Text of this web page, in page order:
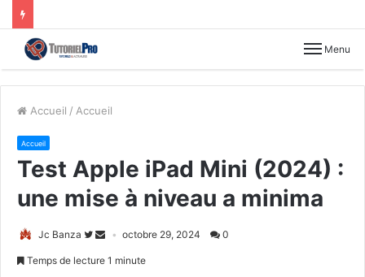
Menu
Accueil / Accueil
Accueil
Test Apple iPad Mini (2024) :
une mise à niveau a minima
Jc Banza octobre 29, 2024 0
Temps de lecture 1 minute